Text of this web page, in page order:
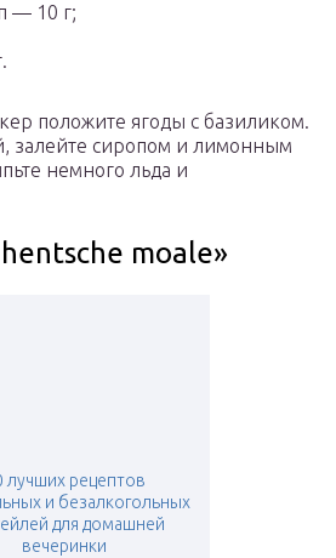
— 10 г;
положите ягоды с базиликом.
залейте сиропом и лимонным
немного льда и
moale»
лучших рецептов
и безалкогольных
для домашней
вечеринки